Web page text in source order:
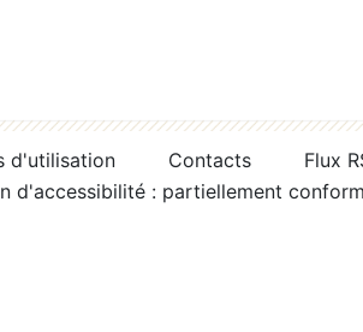
d'utilisation Contacts
Flux
d'accessibilité : partiellement